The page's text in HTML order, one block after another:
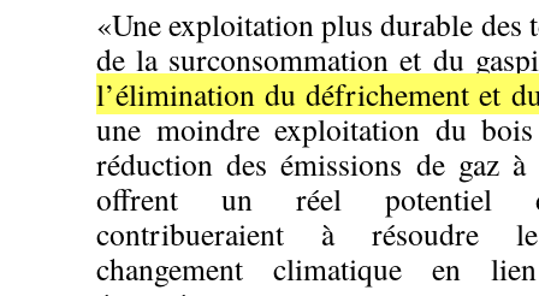
«Une exploitation plus durable des
de la surconsommation et du
l’élimination du défrichement et
une moindre exploitation du
réduction des émissions de gaz
offrent un réel potentiel
contribueraient à résoudre
changement climatique en